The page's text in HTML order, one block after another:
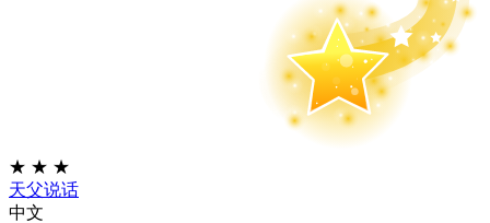
★ ★ ★
天父说话
中文